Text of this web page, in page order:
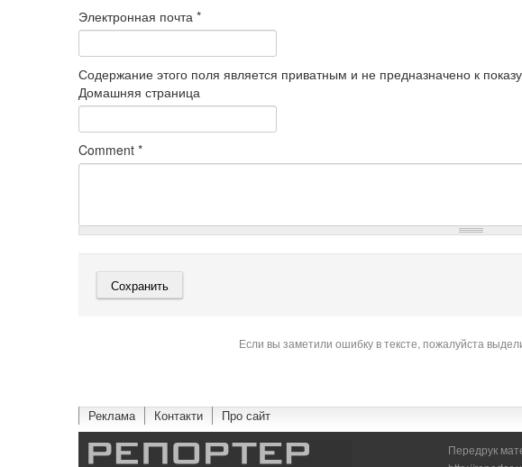
Электронная почта *
Содержание этого поля является приватным и не предназначено к
Домашняя страница
Comment *
Если вы заметили ошибку в тексте, пожалуйста
Реклама Контакти Про сайт
Передрук